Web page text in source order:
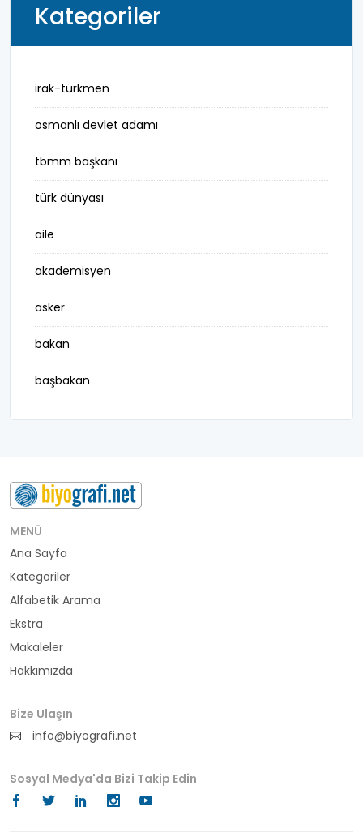
Kategoriler
irak-türkmen
osmanlı devlet adamı
tbmm başkanı
türk dünyası
aile
akademisyen
asker
bakan
başbakan
belediye başkanı
buluş
bürokrat
büyükelçi
cumhurbaşkanı
din adamı
doktor
fotoğrafçı
futbol
MENÜ
Ana Sayfa
Kategoriler
Alfabetik Arama
Ekstra
Makaleler
Hakkımızda
Bize Ulaşın
info@biyografi.net
Sosyal Medya'da Bizi Takip Edin